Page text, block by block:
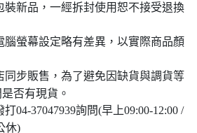
新品，一經拆封使用恕不接受退換
螢幕設定略有差異，以實際商品顏
步販售，為了避免因缺貨與調貨等
否有現貨。
04-37047939詢問(早上09:00-12:00 /
休)